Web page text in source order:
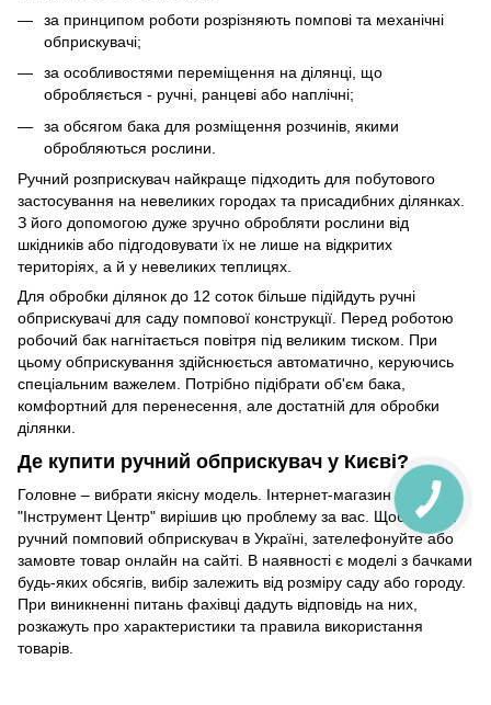
за принципом роботи розрізняють помпові та механічні
обприскувачі;
за особливостями переміщення на ділянці, що
обробляється - ручні, ранцеві або наплічні;
за обсягом бака для розміщення розчинів, якими
обробляються рослини.
Ручний розприскувач найкраще підходить для побутового
застосування на невеликих городах та присадибних ділянках.
З його допомогою дуже зручно обробляти рослини від
шкідників або підгодовувати їх не лише на відкритих
територіях, а й у невеликих теплицях.
Для обробки ділянок до 12 соток більше підійдуть ручні
обприскувачі для саду помпової конструкції. Перед роботою
робочий бак нагнітається повітря під великим тиском. При
цьому обприскування здійснюється автоматично, керуючись
спеціальним важелем. Потрібно підібрати об'єм бака,
комфортний для перенесення, але достатній для обробки
ділянки.
Де купити ручний обприскувач у Києві?
Головне – вибрати якісну модель. Інтернет-магазин
"Інструмент Центр" вирішив цю проблему за вас. Щоб купити
ручний помповий обприскувач в Україні, зателефонуйте або
замовте товар онлайн на сайті. В наявності є моделі з бачками
будь-яких обсягів, вибір залежить від розміру саду або городу.
При виникненні питань фахівці дадуть відповідь на них,
розкажуть про характеристики та правила використання
товарів.